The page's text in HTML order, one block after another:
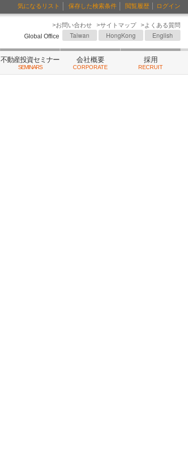
気になるリスト 保存した検索条件 閲覧履歴 ログイン
>お問い合わせ >サイトマップ
>よくある質問
Global Office
Taiwan HongKong English
不動産投資セミナー
SEMINARS
会社概要
CORPORATE
採用
RECRUIT